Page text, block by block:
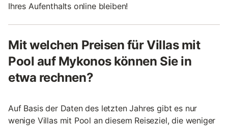
Ihres Aufenthalts online bleiben!
Mit welchen Preisen für Villas mit
Pool auf Mykonos können Sie in
etwa rechnen?
Auf Basis der Daten des letzten Jahres gibt es nur
wenige Villas mit Pool an diesem Reiseziel, die weniger